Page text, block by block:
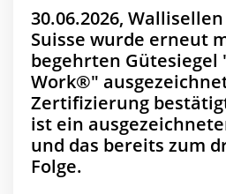
30.06.2026,
Suisse wurde erneut
begehrten Gütesiegel
Work®"
Zertifizierung
ist ein
und das bereits zum
Folge.